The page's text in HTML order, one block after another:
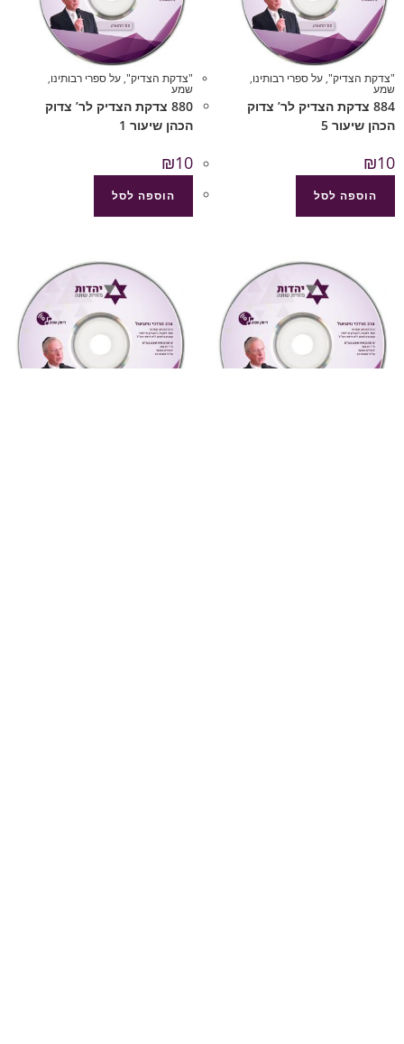
"צדקת הצדיק",על ספרי רבותינו,
שמע
884 צדקת הצדיק לר’ צדוק
הכהן שיעור 5
₪10
הוספה לסל
"צדקת הצדיק",על ספרי רבותינו,
שמע
880 צדקת הצדיק לר’ צדוק
הכהן שיעור 1
₪10
הוספה לסל